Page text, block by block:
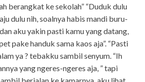
berangkat ke sekolah” “Duduk dulu
dulu nih, soalnya habis mandi buru-
aku yakin pasti kamu yang datang,
pake handuk sama kaos aja”. “Pasti
ya ? tebakku sambil senyum. “Ih
yang ngeres-ngeres aja, ” tapi
berjalan ke kamarnya, aku lihat